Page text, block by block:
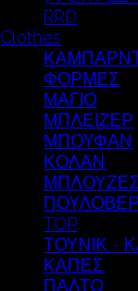
RRD
Clothes
ΦΟΡΜΕΣ
ΜΑΓΙΟ
ΜΠΛΕΙΖΕΡ
ΜΠΟΥΦΑΝ
ΚΟΛΑΝ
ΠΟΥΛΟΒΕΡ
TOP
ΤΟΥΝΙΚ -
ΚΑΠΕΣ
ΠΑΛΤΟ